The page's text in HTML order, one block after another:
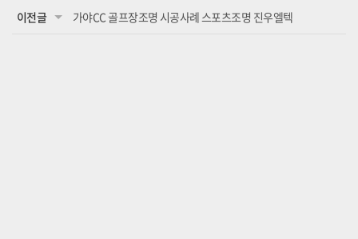
이전글 가야CC 골프장조명 시공사례 스포츠조명 진우엘텍